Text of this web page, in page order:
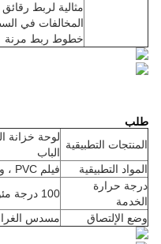
مثالية لربط رقائق
المخالفات في
خطوط ربط مرنة
طلب
المنتجات التطبيقية
لوحة خزانة
الباب
المواد التطبيقية
فيلم PVC ، ورق ، لوح MDF ، لوح حبيبي
درجة حرارة
الخدمة
100 درجة مئوية - 180 درجة مئوية
وضع الإلتصاق
مسدس